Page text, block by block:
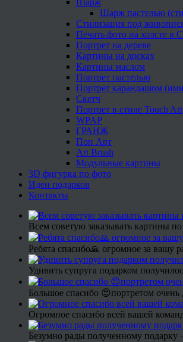
Шарж пастелью
Стилизация под
Печать фото на холсте в
Портрет на дереве
Картины на досках
Картины маслом
Портрет пастелью
Портрет карандашом
Скетч
Портрет в стиле Touch Art
WPAP
ГРАНЖ
Поп Арт
Art Brush
Модульные картины
3D фигурка по фото
Идеи подарков
Контакты
Всем советую заказывать картины
Ребята спасибо🙏 огромное за вашу
Удивить супруга подарком
Большое спасибо 😍портретом
Огромное спасибо всей вашей
Безумно рады полученному